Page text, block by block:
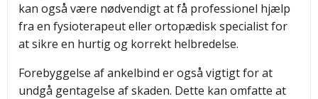
kan også være nødvendigt at få professionel hjælp
fra en fysioterapeut eller ortopædisk specialist for
at sikre en hurtig og korrekt helbredelse.
Forebyggelse af ankelbind er også vigtigt for at
undgå gentagelse af skaden. Dette kan omfatte at